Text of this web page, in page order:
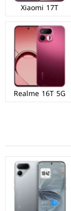
Xiaomi 17T
Realme 16T 5G